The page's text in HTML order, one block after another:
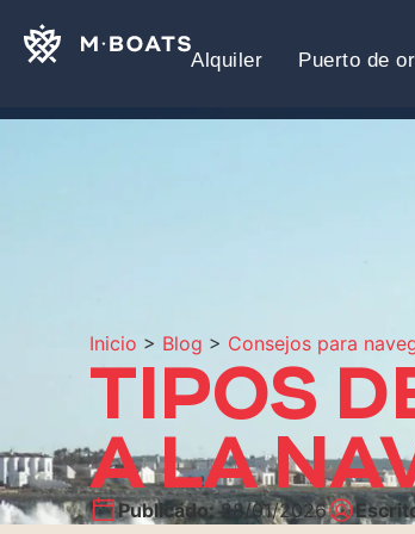
Alquiler Puerto de
Inicio > Blog > Consejos para
TIPOS
A LA
Publicado: 28/01/2026